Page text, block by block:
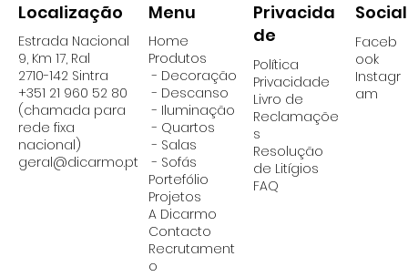
Estrada Nacional
9, Km 17, Ral
2710-142 Sintra
+351 21 960 52 80
(chamada para
rede fixa
nacional)
geral@dicarmo.pt
Localização
Home
Produtos
- Decoração
- Descanso
- Iluminação
- Quartos
- Salas
- Sofás
Portefólio
Projetos
A Dicarmo
Contacto
Recrutament
o
Menu
Política
Privacidade
Livro de
Reclamaçõe
s
Resolução
de Litígios
FAQ
Privacida
de
Faceb
ook
Instagr
am
Social